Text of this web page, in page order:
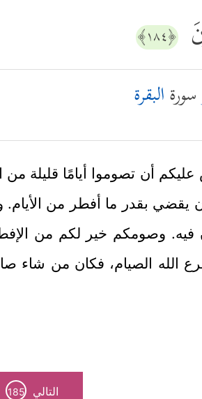
﴿١٨٤﴾
سورةالبقرة
عليكم أن تصوموا أيامًا قليلة
يقضي بقدر ما أفطر من
وصومكم خير لكم من
الله الصيام، فكان من شاء
التالي 185